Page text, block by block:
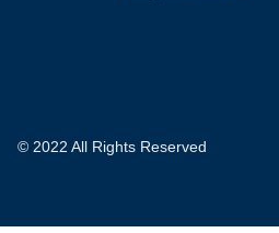
© 2022 All Rights Reserved